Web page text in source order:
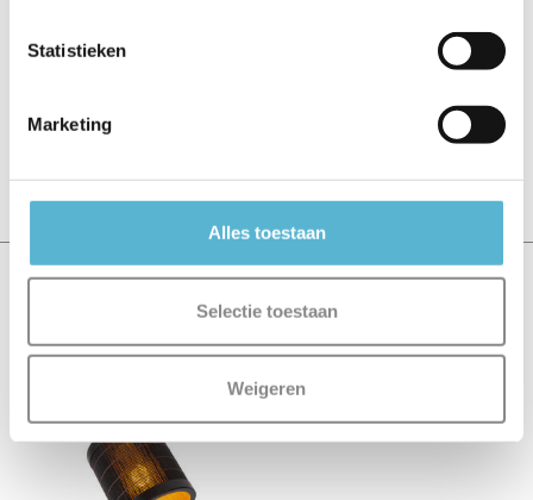
Statistieken
Marketing
Alles toestaan
Selectie toestaan
Weigeren
Er zijn nog geen reviews geschreven over dit product..
Schrijf je eigen review
sale 20%